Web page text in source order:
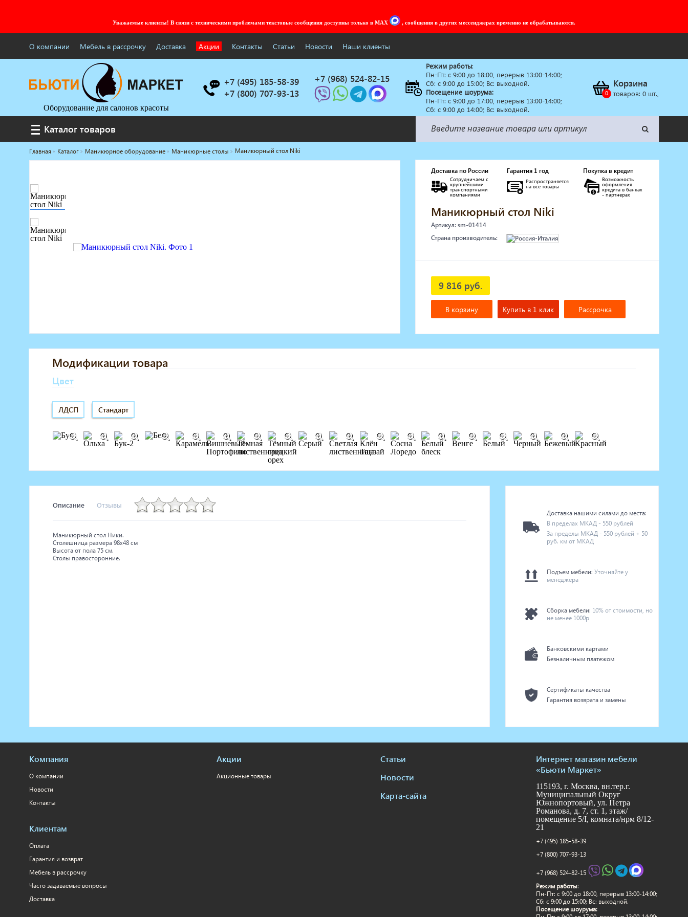
Уважаемые клиенты! В связи с техническими проблемами текстовые сообщения доступны только в MAX , сообщения в других мессенджерах временно не обрабатываются.
О компании Мебель в рассрочку Доставка Акции Контакты Статьи Новости Наши клиенты
Оборудование для салонов красоты
+7 (495) 185-58-39
+7 (800) 707-93-13
+7 (968) 524-82-15
Режим работы:
Пн-Пт: c 9:00 до 18:00, перерыв 13:00-14:00;
Сб: с 9:00 до 15:00; Вс: выходной.
Посещение шоурума:
Пн-Пт: c 9:00 до 17:00, перерыв 13:00-14:00;
Сб: с 9:00 до 14:00; Вс: выходной.
Корзина
товаров: 0шт.,
Каталог товаров
Каталог товаров
Услуги под ключ
Оборудование с регистрационным
удостоверением
Косметологическое оборудование
Маникюрное оборудование
Педикюрное оборудование
Солярии
Мебель в стиле Лофт
Доставка за один день
Главная Каталог Маникюрное оборудование Маникюрные столы Маникюрный стол Niki
Доставка по России
Сотрудничаем с
крупнейшими
транспортными
компаниями
Гарантия 1 год
Распространяется
на все товары
Покупка в кредит
Возможность
оформления
кредита в банках
- партнерах
Маникюрный стол Niki
Артикул: sm-01414
Страна производитель:
9 816 руб.
В корзину Купить в 1 клик Рассрочка
Модификации товара
Цвет
ЛДСП Стандарт
Описание Отзывы
Маникюрный стол Ники.
Столешница размера 98х48 см
Высота от пола 75 см.
Столы правосторонние.
Доставка нашими силами до места:
В пределах МКАД - 550 рублей
За пределы МКАД - 550 рублей + 50
руб. км от МКАД
Подъем мебели: Уточняйте у
менеджера
Сборка мебели: 10% от стоимости, но
не менее 1000р
Банковскими картами
Безналичным платежом
Сертификаты качества
Гарантия возврата и замены
Компания
О компании
Новости
Контакты
Клиентам
Оплата
Гарантия и возврат
Мебель в рассрочку
Часто задаваемые вопросы
Доставка
Акции
Акционные товары
Статьи
Новости
Карта-сайта
Интернет магазин мебели
«Бьюти Маркет»
115193, г. Москва, вн.тер.г.
Муниципальный Округ
Южнопортовый, ул. Петра
Романова, д. 7, ст. 1, этаж/
помещение 5/I, комната/нрм 8/12-
21
+7 (495) 185-58-39
+7 (800) 707-93-13
+7 (968) 524-82-15
Режим работы:
Пн-Пт: c 9:00 до 18:00, перерыв 13:00-14:00;
Сб: с 9:00 до 15:00; Вс: выходной.
Посещение шоурума: